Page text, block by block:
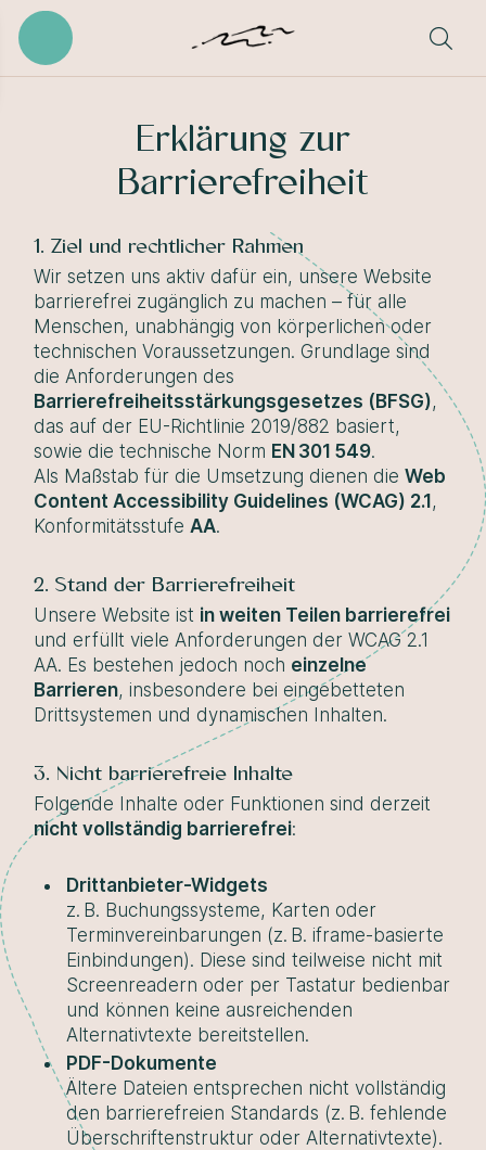
Erklärung zur
Barrierefreiheit
1. Ziel und rechtlicher Rahmen
Wir setzen uns aktiv dafür ein, unsere Website
barrierefrei zugänglich zu machen – für alle
Menschen, unabhängig von körperlichen oder
technischen Voraussetzungen. Grundlage sind
die Anforderungen des
Barrierefreiheitsstärkungsgesetzes (BFSG),
das auf der EU-Richtlinie 2019/882 basiert,
sowie die technische Norm EN 301 549.
Als Maßstab für die Umsetzung dienen die Web
Content Accessibility Guidelines (WCAG) 2.1 ,
Konformitätsstufe AA.
2. Stand der Barrierefreiheit
Unsere Website ist in weiten Teilen barrierefrei
und erfüllt viele Anforderungen der WCAG 2.1
AA. Es bestehen jedoch noch einzelne
Barrieren, insbesondere bei eingebetteten
Drittsystemen und dynamischen Inhalten.
3. Nicht barrierefreie Inhalte
Folgende Inhalte oder Funktionen sind derzeit
nicht vollständig barrierefrei:
Drittanbieter-Widgets
z. B. Buchungssysteme, Karten oder
Terminvereinbarungen (z. B. iframe-basierte
Einbindungen). Diese sind teilweise nicht mit
Screenreadern oder per Tastatur bedienbar
und können keine ausreichenden
Alternativtexte bereitstellen.
PDF-Dokumente
Ältere Dateien entsprechen nicht vollständig
den barrierefreien Standards (z. B. fehlende
Überschriftenstruktur oder Alternativtexte).